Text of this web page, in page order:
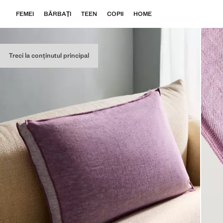
Treci la conținutul principal
FEMEI BĂRBAŢI TEEN COPII HOME